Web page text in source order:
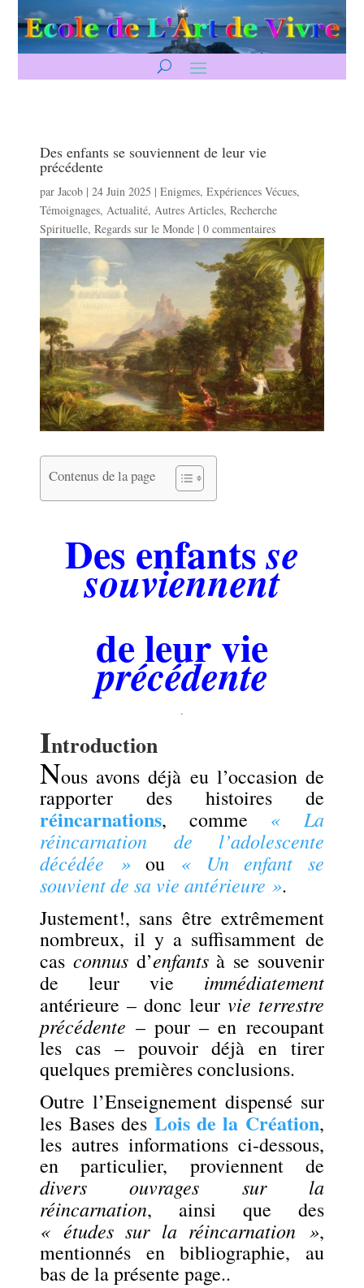
Des enfants se souviennent de leur vie
précédente
parJacob |24 Juin 2025 |Enigmes,Expériences Vécues,
Témoignages, Actualité, Autres Articles,Recherche
Spirituelle,Regards sur le Monde |0 commentaires
Contenus de la page
Des enfantsse
souviennent
de leur vie
précédente
.
Introduction
Nous avons déjà eu l’occasion de
rapporter des histoires de
réincarnations, comme « La
réincarnation de l’adolescente
décédée »ou « Un enfant se
souvient de sa vie antérieure ».
Justement!, sans être extrêmement
nombreux, il y a suffisamment de
casconnus d’enfantsà se souvenir
de leur vie immédiatement
antérieure – donc leur vie terrestre
précédente – pour – en recoupant
les cas – pouvoir déjà en tirer
quelques premières conclusions.
Outre l’Enseignement dispensé sur
les Bases des Lois de la Création,
les autres informations ci-dessous,
en particulier, proviennent de
divers ouvrages sur la
réincarnation, ainsi que des
« études sur la réincarnation »,
mentionnés en bibliographie, au
bas de la présente page..